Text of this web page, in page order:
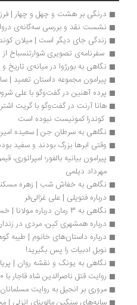
درنگی بر هشت و چهل و چهار | فرزانه
نشست نقد و بررسی سه‌گانه‌ی دروازه
زندگی جای دیگر است | میلان کوندرا
سفرنامه‌ی تصویری شوارتنسباخ از ایران
نگاهی به بورژوا در میانه‌ی تاریخ و
پیرامون مجموعه داستان تعمید | سالار
پرده آهنین در گفت‌وگو با علی شروقی
هانا آرنت در گفت‌وگو با گریت اشتراسن
کوندرا کمونیست نبوده است
نگاهی به سرطان جن | سعیده امین‌زاده
وقتی ابرها بزرگ بودند و سفید بودند
مهرداد دیلمی
نگاهی به خفاش شب | زهره مسکنی
درباره فتوپلی | علی غزالی‌فر
نگاهی به 3 رمان درباره مولانا | خسرو فرمند
درباره همشهری کین، مردی در زندان
درباره داستان‌های خانوم | طیبه گوهری
نوبل ادبیات را پس بگیرید!
نگاهی به یونگ و نقشه روان | پریا حیدری
روایت قتل ناصرالدین شاه قاجار با 160 هزار تومان
مروری بر انجیل به روایت مسلمانان |